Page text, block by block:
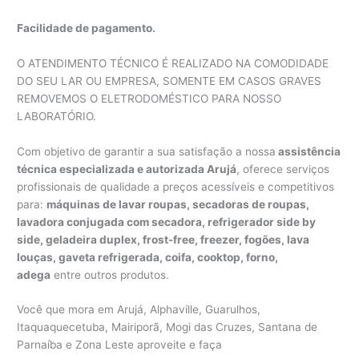
Facilidade de pagamento.
O ATENDIMENTO TÉCNICO É REALIZADO NA COMODIDADE
DO SEU LAR OU EMPRESA, SOMENTE EM CASOS GRAVES
REMOVEMOS O ELETRODOMÉSTICO PARA NOSSO
LABORATÓRIO.
Com objetivo de garantir a sua satisfação a nossa assistência
técnica especializada e autorizada Arujá, oferece serviços
profissionais de qualidade a preços acessíveis e competitivos
para: máquinas de lavar roupas, secadoras de roupas,
lavadora conjugada com secadora, refrigerador side by
side, geladeira duplex, frost-free, freezer, fogões, lava
louças, gaveta refrigerada, coifa, cooktop, forno,
adega entre outros produtos.
Você que mora em Arujá, Alphaville, Guarulhos,
Itaquaquecetuba, Mairiporã, Mogi das Cruzes, Santana de
Parnaíba e Zona Leste aproveite e faça